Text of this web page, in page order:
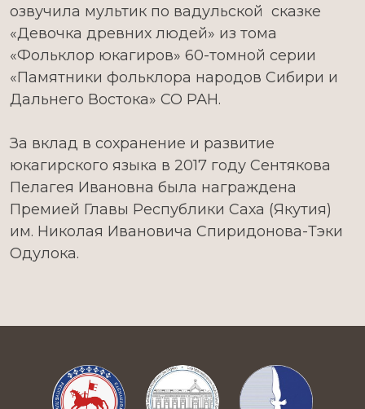
озвучила мультик по вадульской сказке
«Девочка древних людей» из тома
«Фольклор юкагиров» 60-томной серии
«Памятники фольклора народов Сибири и
Дальнего Востока» СО РАН.
За вклад в сохранение и развитие
юкагирского языка в 2017 году Сентякова
Пелагея Ивановна была награждена
Премией Главы Республики Саха (Якутия)
им. Николая Ивановича Спиридонова-Тэки
Одулока.